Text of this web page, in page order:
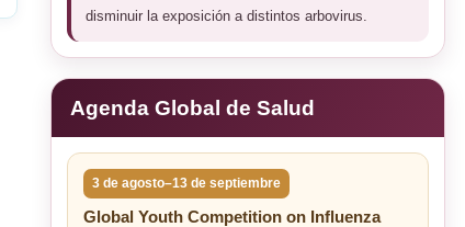
disminuir la exposición a distintos arbovirus.
Agenda Global de Salud
3 de agosto–13 de septiembre
Global Youth Competition on Influenza